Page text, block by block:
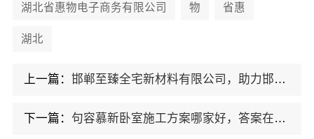
湖北省惠物电子商务有限公司 物 省惠
湖北
上一篇：邯郸至臻全宅新材料有限公司，助力邯山健康设计焕新全宅
下一篇： 句容慕新卧室施工方案哪家好，答案在这里